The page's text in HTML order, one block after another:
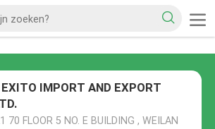
IMPORT AND EXPORT
70 FLOOR 5 NO. E BUILDING , WEILAN